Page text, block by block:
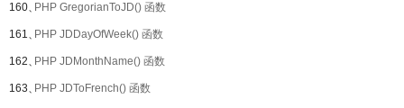
160、PHP GregorianToJD() 函数
161、PHP JDDayOfWeek() 函数
162、PHP JDMonthName() 函数
163、PHP JDToFrench() 函数